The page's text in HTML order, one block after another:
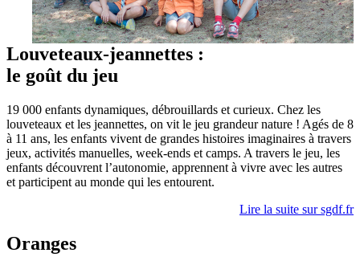
Louveteaux-jeannettes :
le goût du jeu
19 000 enfants dynamiques, débrouillards et curieux. Chez les
louveteaux et les jeannettes, on vit le jeu grandeur nature ! Agés de 8
à 11 ans, les enfants vivent de grandes histoires imaginaires à travers
jeux, activités manuelles, week-ends et camps. A travers le jeu, les
enfants découvrent l’autonomie, apprennent à vivre avec les autres
et participent au monde qui les entourent.
Lire la suite sur sgdf.fr
Oranges